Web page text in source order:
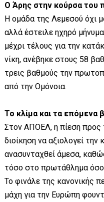
Ο Άρης στην κούρσα του
Η ομάδα της Λεμεσού όχι
αλλά έστειλε ηχηρό
μέχρι τέλους για την
νίκη, ανέβηκε στους 58
τρεις βαθμούς την
από την Ομόνοια.
Το κλίμα και τα επόμενα
Στον ΑΠΟΕΛ, η πίεση προς
διοίκηση να αξιολογεί
ανασυνταχθεί άμεσα,
τόσο στο πρωτάθλημα
Το φινάλε της κανονικής
μάχη για την Ευρώπη